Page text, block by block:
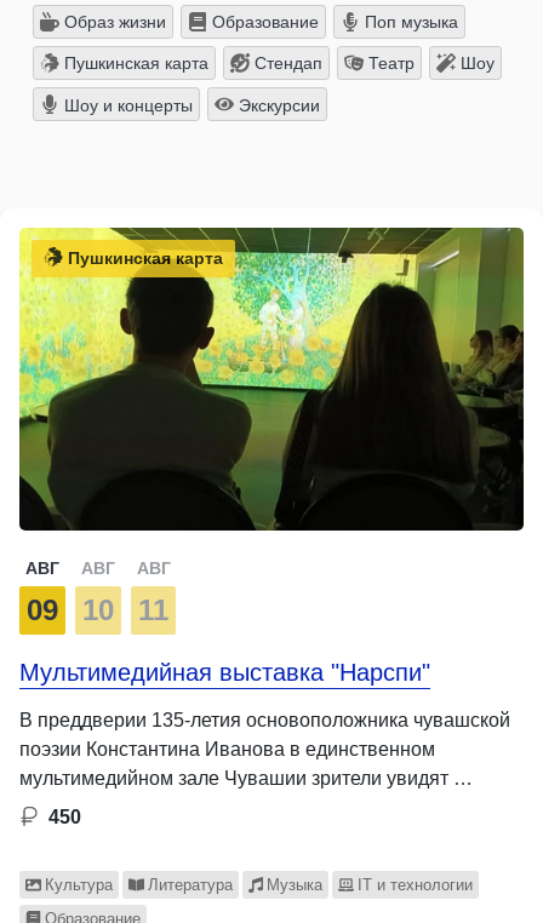
Образ жизни Образование Поп музыка
Пушкинская карта Стендап Театр Шоу
Шоу и концерты Экскурсии
Пушкинская карта
АВГ
09
АВГ
10
АВГ
11
Мультимедийная выставка "Нарспи"
В преддверии 135-летия основоположника чувашской
поэзии Константина Иванова в единственном
мультимедийном зале Чувашии зрители увидят …
450
Культура Литература Музыка
IT и технологии
Образование